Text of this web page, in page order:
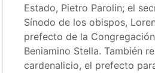
Estado, Pietro Parolin; el
Sínodo de los obispos,
prefecto de la
Beniamino Stella. También
cardenalicio, el prefecto